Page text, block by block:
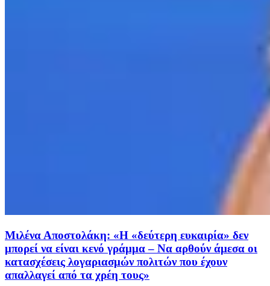
Μιλένα Αποστολάκη: «Η «δεύτερη ευκαιρία» δεν
μπορεί να είναι κενό γράμμα – Nα αρθούν άμεσα οι
κατασχέσεις λογαριασμών πολιτών που έχουν
απαλλαγεί από τα χρέη τους»